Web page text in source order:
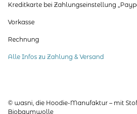
Kreditkarte bei Zahlungseinstellung
Vorkasse
Rechnung
Alle Infos zu Zahlung & Versand
© wasni, die Hoodie-Manufaktur – mit
Biobaumwolle